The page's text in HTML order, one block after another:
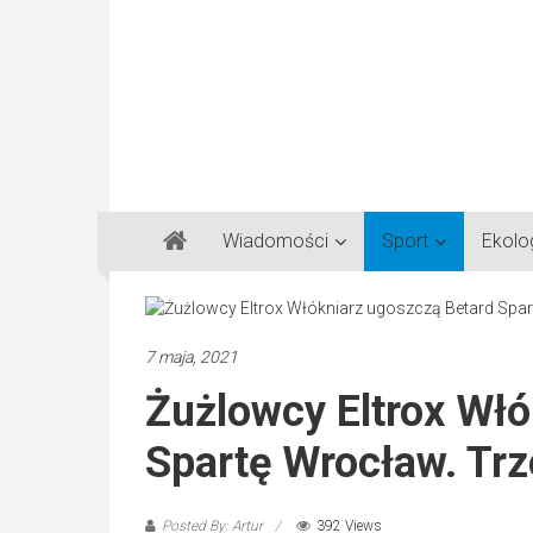
Gazeta
Regionalna
Częstochowa,
Lubliniec,
Myszków
Wiadomości Sport
7 maja, 2021
Żużlowcy Eltrox
Spartę Wrocław.
Posted By: Artur 392 Views